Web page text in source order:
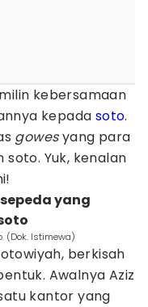
kebersamaan
kepada soto.
gowesyang para
Yuk, kenalan
yang
(Dok. Istimewa)
berkisah
Awalnya Aziz
kantor yang